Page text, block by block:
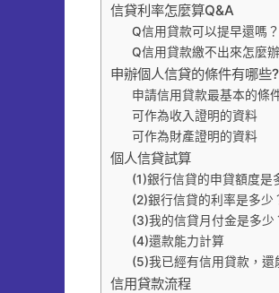
信貸利率怎麼算Q&A
Q信用貸款可以提早還嗎？
Q信用貸款繳不出來怎麼辦
申辦個人信貸的條件有哪些?
申請信用貸款最基本的條
可作為收入證明的資料
可作為財產證明的資料
個人信貸試算
(1)銀行信貸的申貸額度是
(2)銀行信貸的利率是多少
(3)我的信貸月付金是多少
(4)還款能力計算
(5)我已經有信用貸款，還
信用貸款流程